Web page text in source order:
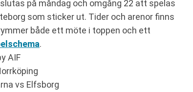
på måndag och omgång 22 att spelas
som sticker ut. Tider och arenor finns
både ett möte i toppen och ett
.
AIF
vs Elfsborg